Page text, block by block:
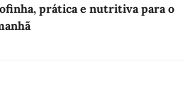
prática e nutritiva para o